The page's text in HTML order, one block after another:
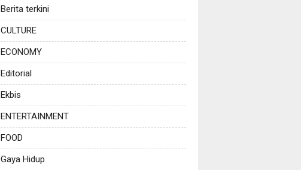
Berita terkini
CULTURE
ECONOMY
Editorial
Ekbis
ENTERTAINMENT
FOOD
Gaya Hidup